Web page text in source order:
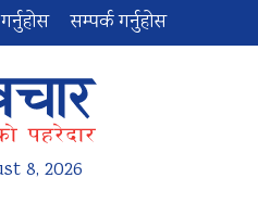
सम्पर्क गर्नुहोस
8, 2026